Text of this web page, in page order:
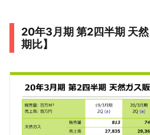
20年3月期 第2四半期 天
期比】